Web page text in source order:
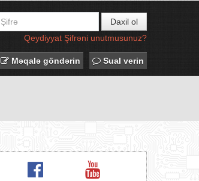
Daxil ol
Qeydiyyat Şifrəni unutmusunuz?
Məqalə göndərin Sual verin